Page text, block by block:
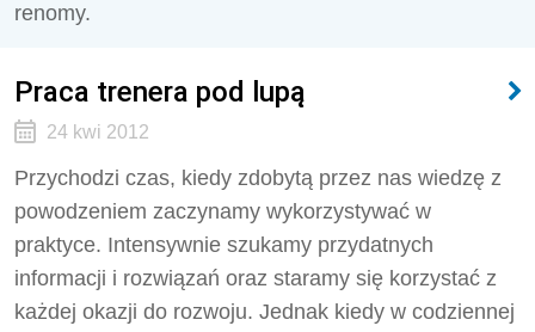
renomy.
Praca trenera pod lupą
24 kwi 2012
Przychodzi czas, kiedy zdobytą przez nas wiedzę z
powodzeniem zaczynamy wykorzystywać w
praktyce. Intensywnie szukamy przydatnych
informacji i rozwiązań oraz staramy się korzystać z
każdej okazji do rozwoju. Jednak kiedy w codziennej